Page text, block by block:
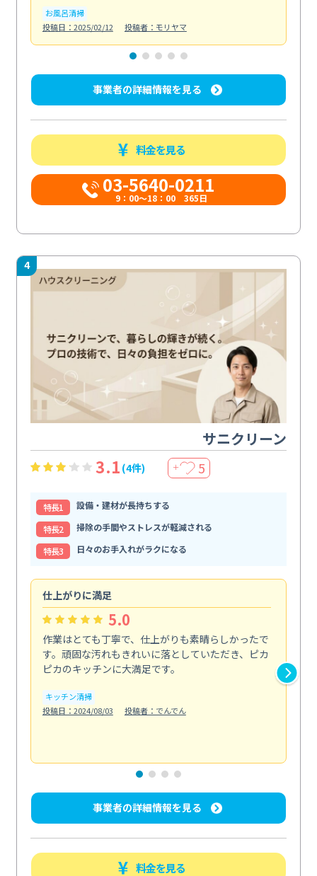
お風呂清掃
投稿日：2025/02/12
投稿者：モリヤマ
事業者の詳細情報を見る
料金を見る
03-5640-0211
9：00～18：00 365日
4
サニクリーン
3.1 (4件) ＋ 5
特⻑1
設備・建材が長持ちする
特⻑2
掃除の手間やストレスが軽減される
特⻑3
日々のお手入れがラクになる
仕上がりに満足
5.0
作業はとても丁寧で、仕上がりも素晴らしかったで
す。頑固な汚れもきれいに落としていただき、ピカ
ピカのキッチンに大満足です。
キッチン清掃
投稿日：2024/08/03
投稿者：でんでん
事業者の詳細情報を見る
料金を見る